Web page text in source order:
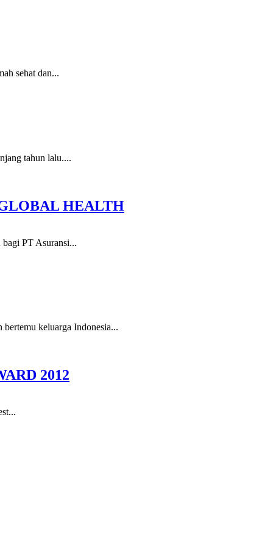
sehat dan...
tahun lalu....
HEALTH
PT Asuransi...
keluarga Indonesia...
2012